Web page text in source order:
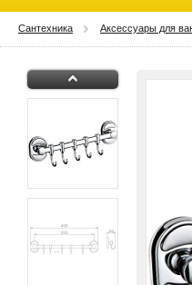
Сантехника Аксессуары для